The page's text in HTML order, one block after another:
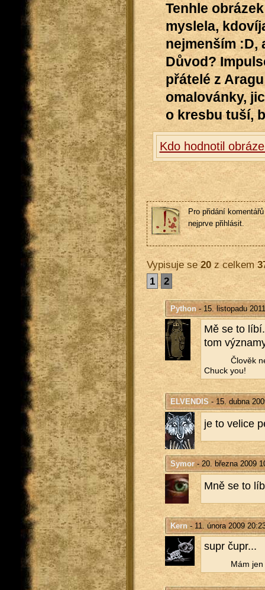
Tenhle
myslela,
nejmenším :D,
Důvod?
přátelé z
omalovánky,
o kresbu tuší,
Kdo hodnotil
Pro přidání
nejprve přihlásit.
Vypisuje se20z celkem
1
2
Python - 15. listopadu
Mě se to
tom
Člo­věk
Chuck you!
ELVENDIS - 15. dubna
je to ve­li­ce
Symor- 20. března 2009
Mně se to
Kern- 11. února 2009
supr čupr...
Mám